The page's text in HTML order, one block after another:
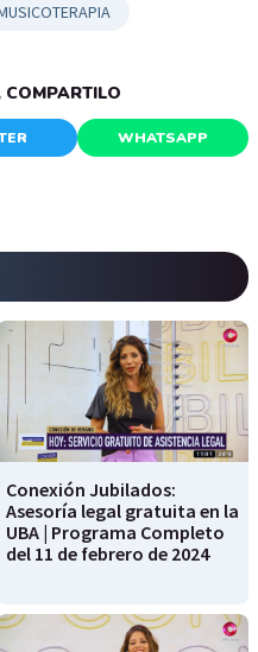
COMPARTILO
WHATSAPP
Conexión Jubilados:
Asesoría legal gratuita en la
UBA | Programa Completo
del 11 de febrero de 2024